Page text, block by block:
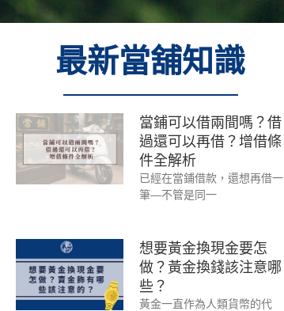
最新當舖知識
當鋪可以借兩間嗎？借
過還可以再借？增借條
件全解析
已經在當鋪借款，還想再借一
筆—不管是同一
想要黃金換現金要怎
做？黃金換錢該注意哪
些？
黃金一直作為人類貨幣的代